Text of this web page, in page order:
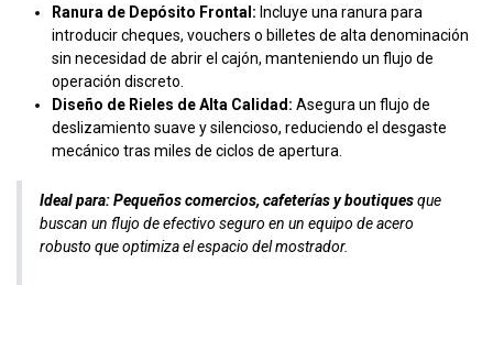
Ranura de Depósito Frontal: Incluye una ranura para
introducir cheques, vouchers o billetes de alta denominación
sin necesidad de abrir el cajón, manteniendo un flujo de
operación discreto.
Diseño de Rieles de Alta Calidad: Asegura un flujo de
deslizamiento suave y silencioso, reduciendo el desgaste
mecánico tras miles de ciclos de apertura.
Ideal para:Pequeños comercios, cafeterías y boutiquesque
buscan un flujo de efectivo seguro en un equipo de acero
robusto que optimiza el espacio del mostrador.